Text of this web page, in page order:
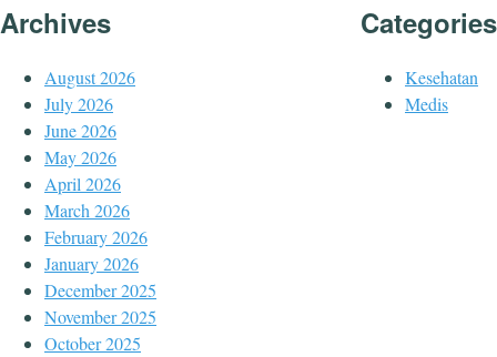
Archives
August 2026
July 2026
June 2026
May 2026
April 2026
March 2026
February 2026
January 2026
December 2025
November 2025
October 2025
Categories
Kesehatan
Medis